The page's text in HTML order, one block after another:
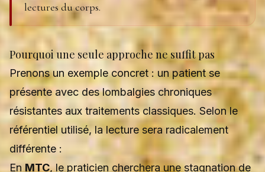
lectures du corps.
Pourquoi une seule approche ne suffit pas
Prenons un exemple concret : un patient se
présente avec des lombalgies chroniques
résistantes aux traitements classiques. Selon le
référentiel utilisé, la lecture sera radicalement
différente :
EnMTC, le praticien cherchera une stagnation de